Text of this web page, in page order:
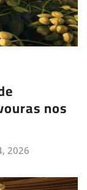
nos
2026